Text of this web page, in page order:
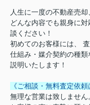
人生に一度の不動産売
どんな内容でも親身に
談ください！
初めてのお客様には、
仕組み・媒介契約の種
説明いたします！
《ご相談・無料査定依頼
無理な営業は致しません